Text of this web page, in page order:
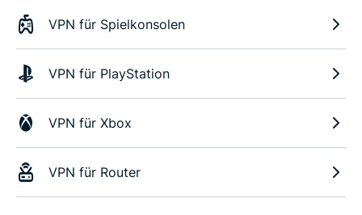
VPN für Spielkonsolen
VPN für PlayStation
VPN für Xbox
VPN für Router